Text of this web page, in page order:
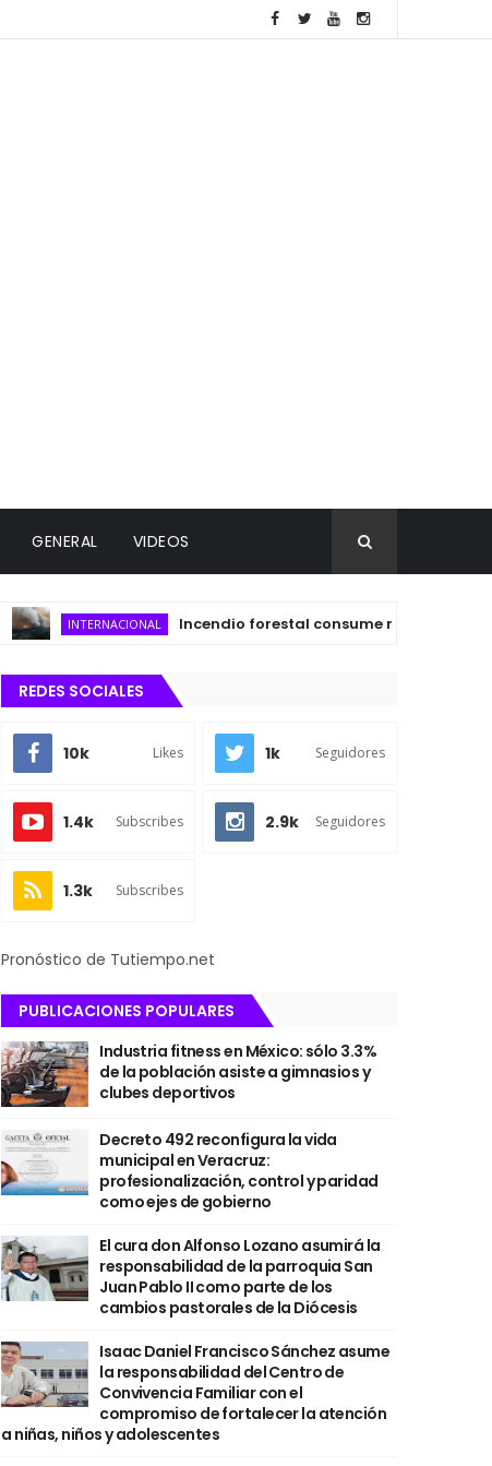
GENERAL VIDEOS
INTERNACIONAL Incendio forestal consume más de 120
REDES SOCIALES
10k Likes 1k Seguidores
1.4k Subscribes 2.9k Seguidores
1.3k Subscribes
Pronóstico de Tutiempo.net
PUBLICACIONES POPULARES
Industria fitness en México: sólo 3.3%
de la población asiste a gimnasios y
clubes deportivos
Decreto 492 reconfigura la vida
municipal en Veracruz:
profesionalización, control y paridad
como ejes de gobierno
El cura don Alfonso Lozano asumirá la
responsabilidad de la parroquia San
Juan Pablo II como parte de los
cambios pastorales de la Diócesis
Isaac Daniel Francisco Sánchez asume
la responsabilidad del Centro de
Convivencia Familiar con el
compromiso de fortalecer la atención
a niñas, niños y adolescentes